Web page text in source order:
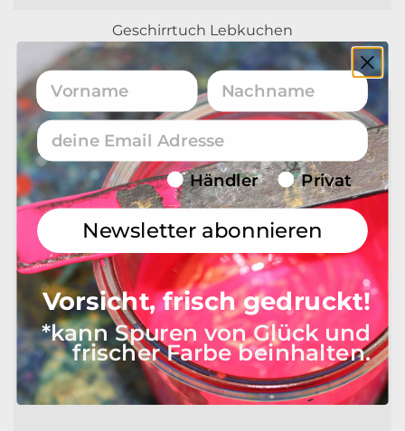
Geschirrtuch Lebkuchen
19,95€
Vorname Nachname
Email
Endverbraucher/Haendler
Händler Privat
Newsletter abonnieren
Vorsicht, frisch gedruckt!
*kann Spuren von Glück und
frischer Farbe beinhalten.